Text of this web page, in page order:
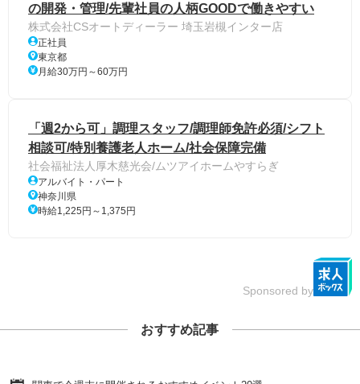
の開発・管理/先輩社員の人柄GOODで働きやすい
株式会社CSオートディーラー 埼玉岩槻インター店
正社員
東京都
月給30万円～60万円
「週2から可」調理スタッフ/調理師免許必須/シフト
相談可/特別養護老人ホーム/社会保障完備
社会福祉法人厚木慈光会/ムツアイホームやすらぎ
アルバイト・パート
神奈川県
時給1,225円～1,375円
Sponsored by
おすすめ記事